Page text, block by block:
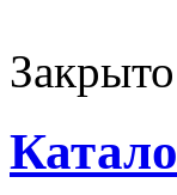
Закрыто